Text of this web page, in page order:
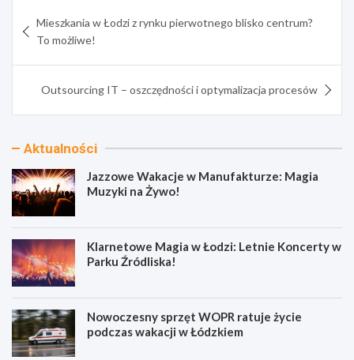
wpisu
Mieszkania w Łodzi z rynku pierwotnego blisko centrum?
To możliwe!
Outsourcing IT – oszczędności i optymalizacja procesów
Aktualności
Jazzowe Wakacje w Manufakturze: Magia
Muzyki na Żywo!
Klarnetowe Magia w Łodzi: Letnie Koncerty w
Parku Źródliska!
Nowoczesny sprzęt WOPR ratuje życie
podczas wakacji w Łódzkiem